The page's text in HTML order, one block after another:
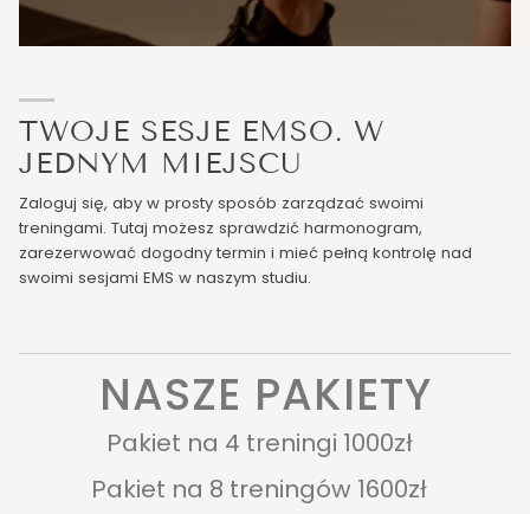
TWOJE SESJE EMSO. W
JEDNYM MIEJSCU
Zaloguj się, aby w prosty sposób zarządzać swoimi
treningami. Tutaj możesz sprawdzić harmonogram,
zarezerwować dogodny termin i mieć pełną kontrolę nad
swoimi sesjami EMS w naszym studiu.
NASZE PAKIETY
Pakiet na 4 treningi 1000zł
Pakiet na 8 treningów 1600zł